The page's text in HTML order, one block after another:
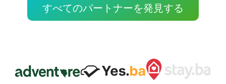
すべてのパートナーを発見する